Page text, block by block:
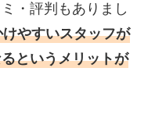
・評判もありまし
やすいスタッフが
というメリットが